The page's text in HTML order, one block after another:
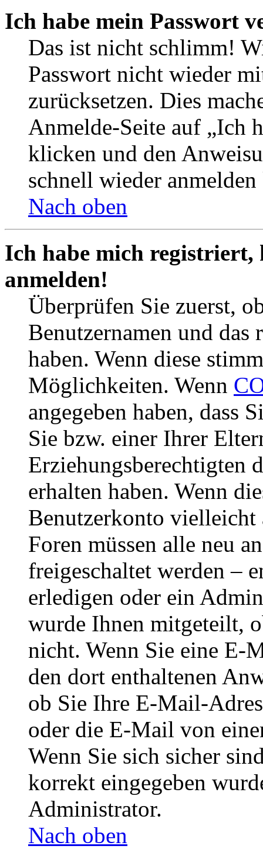
Ich habe mein Passwort
Das ist nicht schlimm!
Passwort nicht wieder
zurücksetzen. Dies
Anmelde-Seite auf „Ich
klicken und den
schnell wieder
Nach oben
Ich habe mich
anmelden!
Überprüfen Sie zuerst,
Benutzernamen und das
haben. Wenn diese
Möglichkeiten. Wenn
angegeben haben, dass
Sie bzw. einer Ihrer
Erziehungsberechtigten
erhalten haben. Wenn
Benutzerkonto
Foren müssen alle neu
freigeschaltet werden –
erledigen oder ein
wurde Ihnen mitgeteilt,
nicht. Wenn Sie eine E-
den dort enthaltenen
ob Sie Ihre E-Mail-
oder die E-Mail von
Wenn Sie sich sicher
korrekt eingegeben
Administrator.
Nach oben